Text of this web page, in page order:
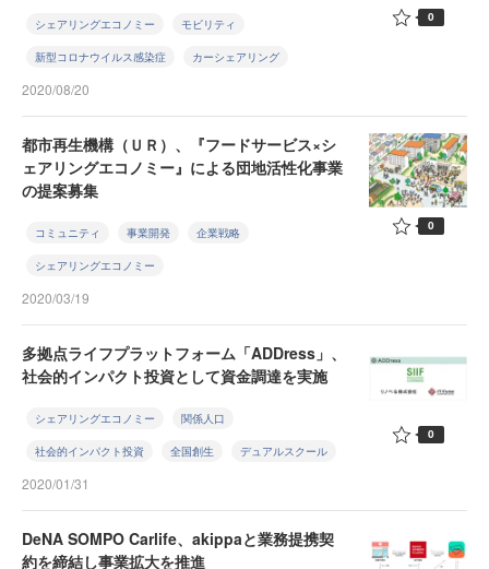
シェアリングエコノミー モビリティ
新型コロナウイルス感染症 カーシェアリング
2020/08/20
0
都市再生機構（ＵＲ）、『フードサービス×シ
ェアリングエコノミー』による団地活性化事業
の提案募集
コミュニティ 事業開発 企業戦略
シェアリングエコノミー
2020/03/19
0
多拠点ライフプラットフォーム「ADDress」、
社会的インパクト投資として資金調達を実施
シェアリングエコノミー 関係人口
社会的インパクト投資 全国創生 デュアルスクール
2020/01/31
0
DeNA SOMPO Carlife、akippaと業務提携契
約を締結し事業拡大を推進